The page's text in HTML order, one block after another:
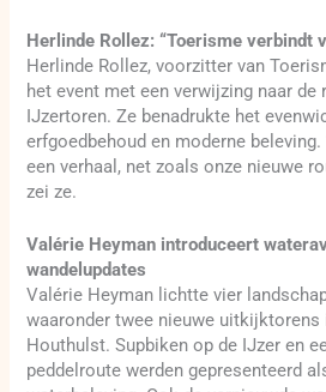
Herlinde Rollez: “Toerisme verbindt
Herlinde Rollez, voorzitter van
het event met een verwijzing naar de
IJzertoren. Ze benadrukte het
erfgoedbehoud en moderne
een verhaal, net zoals onze nieuwe
zei ze.
Valérie Heyman introduceert
wandelupdates
Valérie Heyman lichtte vier
waaronder twee nieuwe uitkijktorens
Houthulst. Supbiken op de IJzer en
peddelroute werden gepresenteerd